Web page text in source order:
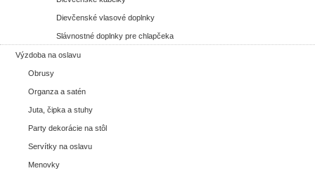
Dievčenské vlasové doplnky
Slávnostné doplnky pre chlapčeka
Výzdoba na oslavu
Obrusy
Organza a satén
Juta, čipka a stuhy
Party dekorácie na stôl
Servítky na oslavu
Menovky